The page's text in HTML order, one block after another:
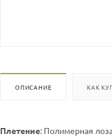
ОПИСАНИЕ КАК
Плетение: Полимерная